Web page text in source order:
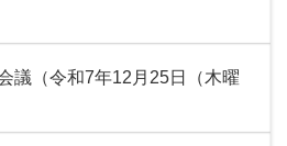
議（令和7年12月25日（木曜